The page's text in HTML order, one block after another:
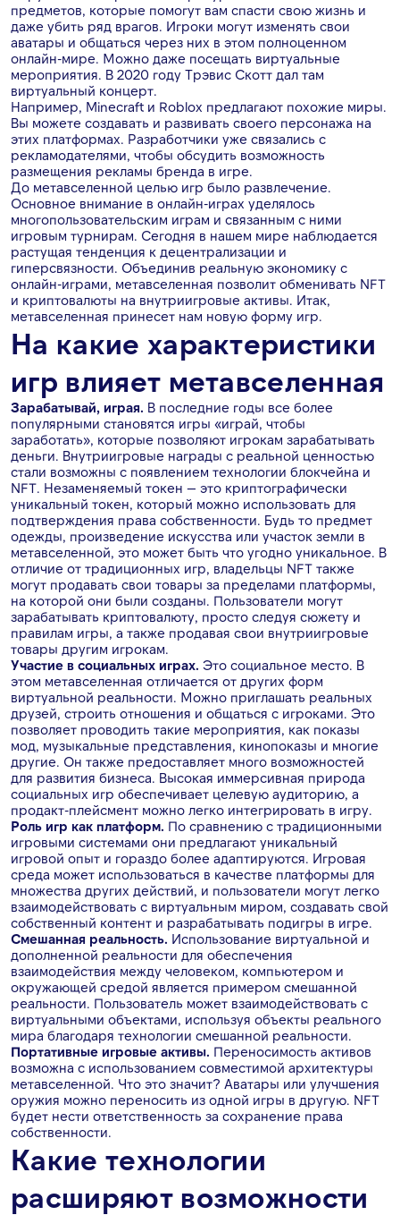
предметов, которые помогут вам спасти свою жизнь и
даже убить ряд врагов. Игроки могут изменять свои
аватары и общаться через них в этом полноценном
онлайн-мире. Можно даже посещать виртуальные
мероприятия. В 2020 году Трэвис Скотт дал там
виртуальный концерт.
Например, Minecraft и Roblox предлагают похожие миры.
Вы можете создавать и развивать своего персонажа на
этих платформах. Разработчики уже связались с
рекламодателями, чтобы обсудить возможность
размещения рекламы бренда в игре.
До метавселенной целью игр было развлечение.
Основное внимание в онлайн-играх уделялось
многопользовательским играм и связанным с ними
игровым турнирам. Сегодня в нашем мире наблюдается
растущая тенденция к децентрализации и
гиперсвязности. Объединив реальную экономику с
онлайн-играми, метавселенная позволит обменивать NFT
и криптовалюты на внутриигровые активы. Итак,
метавселенная принесет нам новую форму игр.
На какие характеристики
игр влияет метавселенная
Зарабатывай, играя. В последние годы все более
популярными становятся игры «играй, чтобы
заработать», которые позволяют игрокам зарабатывать
деньги. Внутриигровые награды с реальной ценностью
стали возможны с появлением технологии блокчейна и
NFT. Незаменяемый токен — это криптографически
уникальный токен, который можно использовать для
подтверждения права собственности. Будь то предмет
одежды, произведение искусства или участок земли в
метавселенной, это может быть что угодно уникальное. В
отличие от традиционных игр, владельцы NFT также
могут продавать свои товары за пределами платформы,
на которой они были созданы. Пользователи могут
зарабатывать криптовалюту, просто следуя сюжету и
правилам игры, а также продавая свои внутриигровые
товары другим игрокам.
Участие в социальных играх. Это социальное место. В
этом метавселенная отличается от других форм
виртуальной реальности. Можно приглашать реальных
друзей, строить отношения и общаться с игроками. Это
позволяет проводить такие мероприятия, как показы
мод, музыкальные представления, кинопоказы и многие
другие. Он также предоставляет много возможностей
для развития бизнеса. Высокая иммерсивная природа
социальных игр обеспечивает целевую аудиторию, а
продакт-плейсмент можно легко интегрировать в игру.
Роль игр как платформ. По сравнению с традиционными
игровыми системами они предлагают уникальный
игровой опыт и гораздо более адаптируются. Игровая
среда может использоваться в качестве платформы для
множества других действий, и пользователи могут легко
взаимодействовать с виртуальным миром, создавать свой
собственный контент и разрабатывать подигры в игре.
Смешанная реальность. Использование виртуальной и
дополненной реальности для обеспечения
взаимодействия между человеком, компьютером и
окружающей средой является примером смешанной
реальности. Пользователь может взаимодействовать с
виртуальными объектами, используя объекты реального
мира благодаря технологии смешанной реальности.
Портативные игровые активы. Переносимость активов
возможна с использованием совместимой архитектуры
метавселенной. Что это значит? Аватары или улучшения
оружия можно переносить из одной игры в другую. NFT
будет нести ответственность за сохранение права
собственности.
Какие технологии
расширяют возможности